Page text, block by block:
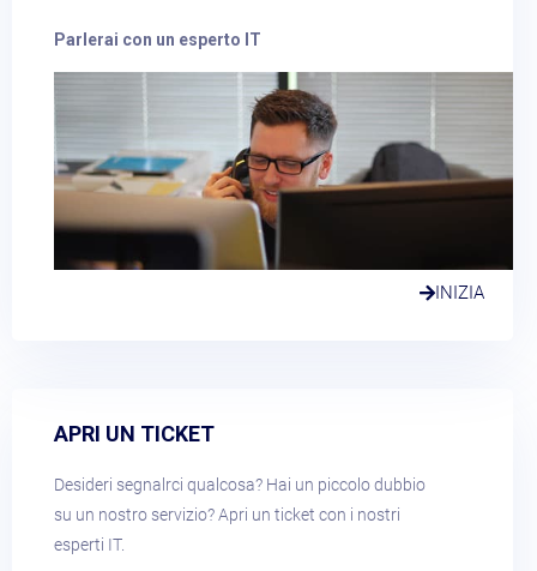
Parlerai con un esperto IT
INIZIA
APRI UN TICKET​
Desideri segnalrci qualcosa? Hai un piccolo dubbio
su un nostro servizio? Apri un ticket con i nostri
esperti IT.